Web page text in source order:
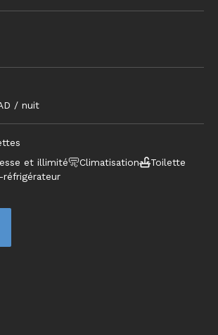
/ nuit
et illimité
Climatisation
Toilette
réfrigérateur